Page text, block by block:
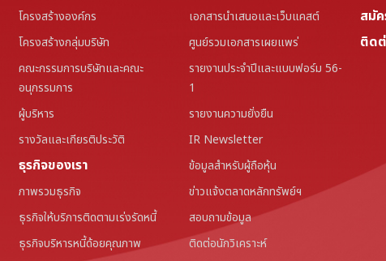
โครงสร้างองค์กร
โครงสร้างกลุ่มบริษัท
คณะกรรมการบริษัทและคณะ
อนุกรรมการ
ผู้บริหาร
รางวัลและเกียรติประวัติ
ธุรกิจของเรา
ภาพรวมธุรกิจ
ธุรกิจให้บริการติดตามเร่งรัดหนี้
ธุรกิจบริหารหนี้ด้อยคุณภาพ
เอกสารนำเสนอและเว็บแคสต์
ศูนย์รวมเอกสารเผยแพร่
รายงานประจำปีและแบบฟอร์ม 56-
1
รายงานความยั่งยืน
IR Newsletter
ข้อมูลสำหรับผู้ถือหุ้น
ข่าวแจ้งตลาดหลักทรัพย์ฯ
สอบถามข้อมูล
ติดต่อนักวิเคราะห์
สมั
ติด